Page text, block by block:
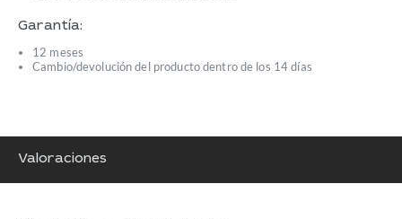
Garantía:
12 meses
Cambio/devolución del producto dentro de los 14 días
Valoraciones